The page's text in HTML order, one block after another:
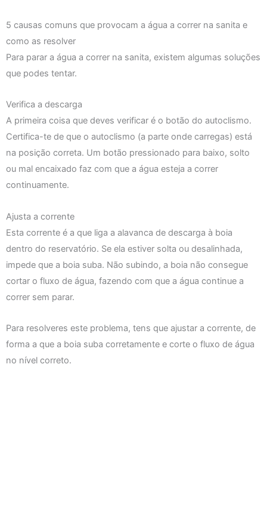
5 causas comuns que provocam a água a correr na sanita e
como as resolver
Para parar a água a correr na sanita, existem algumas soluções
que podes tentar.
Verifica a descarga
A primeira coisa que deves verificar é o botão do autoclismo.
Certifica-te de que o autoclismo (a parte onde carregas) está
na posição correta. Um botão pressionado para baixo, solto
ou mal encaixado faz com que a água esteja a correr
continuamente.
Ajusta a corrente
Esta corrente é a que liga a alavanca de descarga à boia
dentro do reservatório. Se ela estiver solta ou desalinhada,
impede que a boia suba. Não subindo, a boia não consegue
cortar o fluxo de água, fazendo com que a água continue a
correr sem parar.
Para resolveres este problema, tens que ajustar a corrente, de
forma a que a boia suba corretamente e corte o fluxo de água
no nível correto.